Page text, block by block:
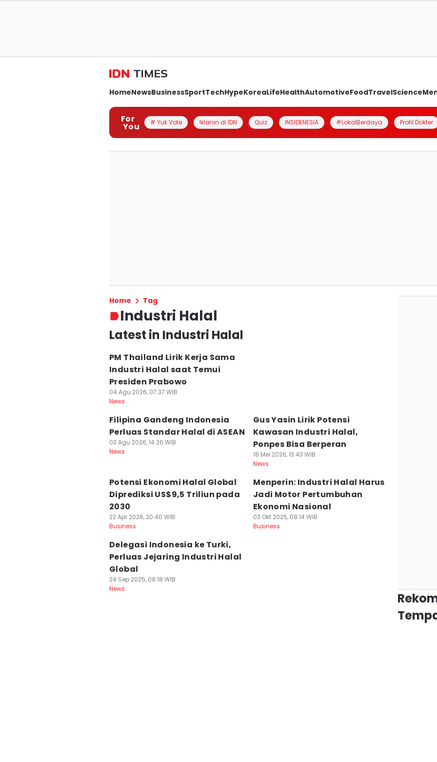
HomeNewsBusinessSportTechHypeKoreaLifeHealthAutomotiveFoodTravelScience
For
You # Yuk Vote Iklanin di IDN Quiz INSIDENESIA #LokalBerdaya Profil Dokter
Home Tag
Industri Halal
Latest in Industri Halal
PM Thailand Lirik Kerja Sama
Industri Halal saat Temui
Presiden Prabowo
04 Agu 2026, 07:37 WIB
News
Filipina Gandeng Indonesia
Perluas Standar Halal di ASEAN
02 Agu 2026, 14:26 WIB
News
Gus Yasin Lirik Potensi
Kawasan Industri Halal,
Ponpes Bisa Berperan
18 Mei 2026, 13:43 WIB
News
Potensi Ekonomi Halal Global
Diprediksi US$9,5 Triliun pada
2030
22 Apr 2026, 20:40 WIB
Business
Menperin: Industri Halal Harus
Jadi Motor Pertumbuhan
Ekonomi Nasional
03 Okt 2025, 08:14 WIB
Business
Delegasi Indonesia ke Turki,
Perluas Jejaring Industri Halal
Global
24 Sep 2025, 09:18 WIB
News